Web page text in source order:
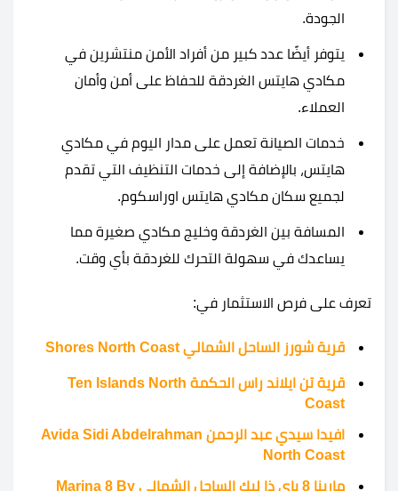
الجودة.
يتوفر أيضًا عدد كبير من أفراد الأمن منتشرين في
مكادي هايتس الغردقة للحفاظ على أمن وأمان
العملاء.
خدمات الصيانة تعمل على مدار اليوم في مكادي
هايتس، بالإضافة إلى خدمات التنظيف التي تقدم
لجميع سكان مكادي هايتس اوراسكوم.
المسافة بين الغردقة وخليج مكادي صغيرة مما
يساعدك في سهولة التحرك للغردقة بأي وقت.
تعرف على فرص الاستثمار في:
قرية شورز الساحل الشمالي Shores North Coast
قرية تن ايلاند راس الحكمة Ten Islands North
Coast
افيدا سيدي عبد الرحمن Avida Sidi Abdelrahman
North Coast
مارينا 8 باي ذا ليك الساحل الشمالي Marina 8 By